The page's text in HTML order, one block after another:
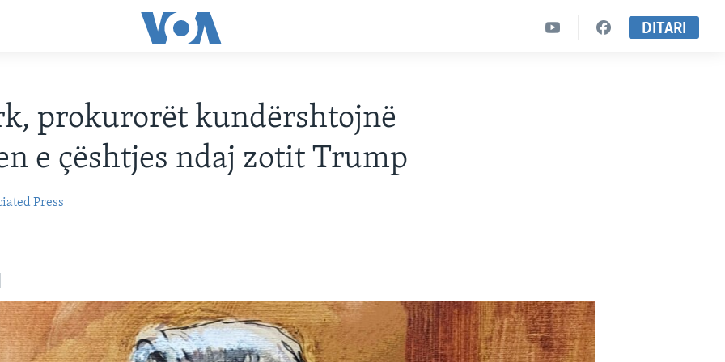
DITARI
prokurorët kundërshtojnë
e çështjes ndaj zotit Trump
Press